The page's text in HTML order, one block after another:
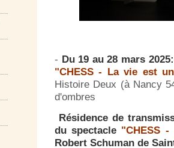
- Du 19 au 28 mars
"CHESS - La vie est
Histoire Deux (à Nancy
d'ombres
Résidence de
du spectacle "CHESS
Robert Schuman de